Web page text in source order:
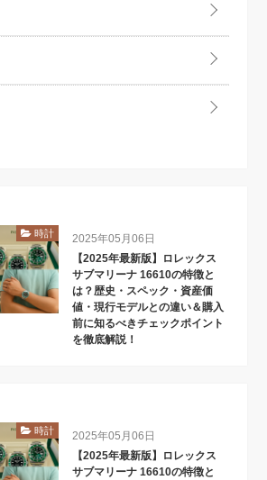
時計
2025年05月06日
【2025年最新版】ロレックス
サブマリーナ 16610の特徴と
は？歴史・スペック・資産価
値・現行モデルとの違い＆購入
前に知るべきチェックポイント
を徹底解説！
時計
2025年05月06日
【2025年最新版】ロレックス
サブマリーナ 16610の特徴と